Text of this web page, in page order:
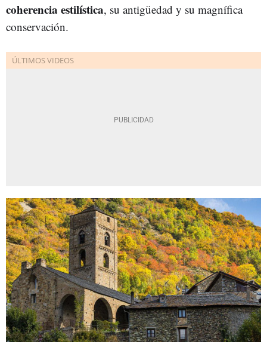
coherencia estilística, su antigüedad y su magnífica
conservación.